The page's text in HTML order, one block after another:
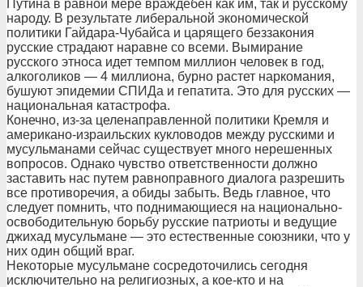
Путина в равной мере враждебен как им, так и русскому
народу. В результате либеральной экономической
политики Гайдара-Чубайса и царящего беззакония
русские страдают наравне со всеми. Вымирание
русского этноса идет темпом миллион человек в год,
алкоголиков — 4 миллиона, бурно растет наркомания,
бушуют эпидемии СПИДа и гепатита. Это для русских —
национальная катастрофа.
Конечно, из-за целенаправленной политики Кремля и
американо-израильских кукловодов между русскими и
мусульманами сейчас существует много нерешенных
вопросов. Однако чувство ответственности должно
заставить нас путем равноправного диалога разрешить
все противоречия, а обиды забыть. Ведь главное, что
следует помнить, что поднимающиеся на национально-
освободительную борьбу русские патриоты и ведущие
джихад мусульмане — это естественные союзники, что у
них один общий враг.
Некоторые мусульмане сосредоточились сегодня
исключительно на религиозных, а кое-кто и на